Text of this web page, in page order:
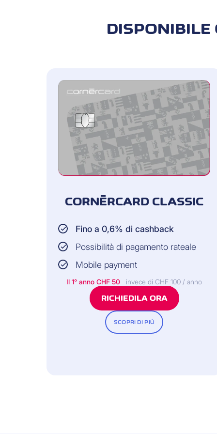
SOMMA ASSICURATA:
Fino a CHF 350'000 per sinistro
Cornèrcard Platinum
PERSONE ASSICURATE:
Titolare della carta
CAP Protezione giuridica
Inclusa gratuitamente
DISPONIBILE
CORNÈRCARD CLASSIC
Fino a 0,6% di cashback
Possibilità di pagamento rateale
Mobile payment
Il 1° anno CHF 50 invece di CHF 100 / anno
RICHIEDILA ORA
SCOPRI DI PIÙ